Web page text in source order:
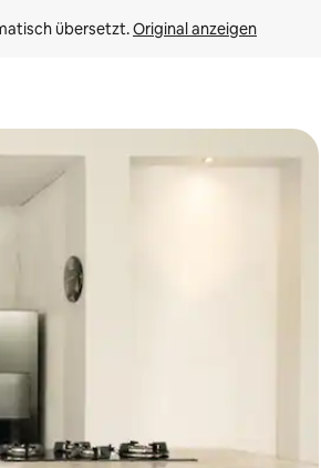
übersetzt. Original anzeigen
erkunde die Ergebnisse durch Berühren